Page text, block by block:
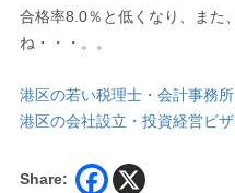
合格率8.0％と低くなり、また
ね・・・。。
港区の若い税理士・会計事務所
港区の会社設立・投資経営ビ
Share: